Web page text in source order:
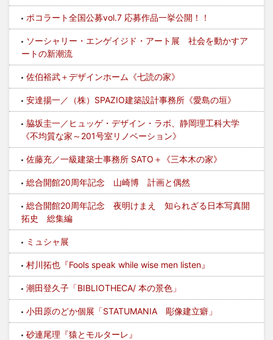
ポコラート全国公募vol.7 応募作品一挙公開！！
ソーシャリー・エンゲイジド・アート展 社会を動かすア
ートの新潮流
佐伯裕武＋デザインホーム《七読の家》
安達揚一／（株）SPAZIO建築設計事務所《愛島の垣》
脇坂圭一／ヒュッゲ・デザイン・ラボ、静岡理工科大学
《不均質な家～201号室リノベーション》
佐藤充／一級建築士事務所 SATO＋《三本木の家》
総合開館20周年記念 山崎博 計画と偶然
総合開館20周年記念 夜明けまえ 知られざる日本写真開
拓史 総集編
ミュシャ展
村川拓也『Fools speak while wise men listen』
潮田登久子「BIBLIOTHECA/ 本の景色」
小田原のどか個展「STATUMANIA 彫像建立癖」
砂連尾理『猿とモルターレ』